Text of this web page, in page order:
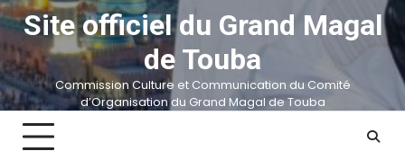
Site officiel du Grand Magal
de Touba
Commission Culture et Communication du Comité
d’Organisation du Grand Magal de Touba